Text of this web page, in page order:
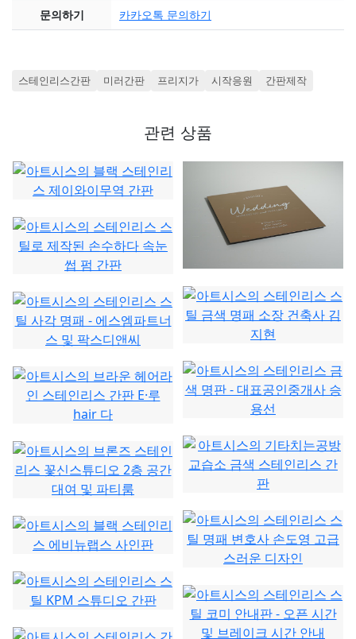
문의하기 카카오톡 문의하기
스테인리스간판 미러간판 프리지가 시작응원 간판제작
관련 상품